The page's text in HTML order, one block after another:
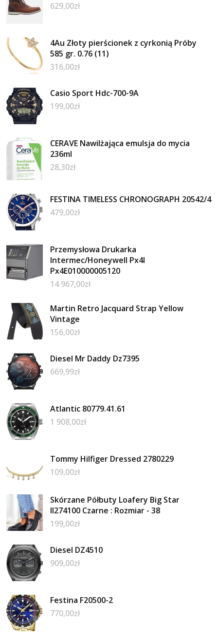
629,00zł
4Au Złoty pierścionek z cyrkonią Próby
585 gr. 0.76 (11)
316,00zł
Casio Sport Hdc-700-9A
199,00zł
CERAVE Nawilżająca emulsja do mycia
236ml
28,30zł
FESTINA TIMELESS CHRONOGRAPH 20542/4
479,00zł
Przemysłowa Drukarka
Intermec/Honeywell Px4I
Px4E010000005120
14 967,00zł
Martin Retro Jacquard Strap Yellow
Vintage
156,00zł
Diesel Mr Daddy Dz7395
669,99zł
Atlantic 80779.41.61
1 908,00zł
Tommy Hilfiger Dressed 2780229
109,00zł
Skórzane Półbuty Loafery Big Star
II274100 Czarne : Rozmiar - 38
199,00zł
Diesel DZ4510
909,00zł
Festina F20500-2
770,00zł